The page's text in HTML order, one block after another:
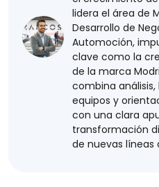
lidera el área de
Desarrollo de
Automoción,
clave como la
de la marca
combina análisis,
equipos y
con una clara
transformación
de nuevas líneas